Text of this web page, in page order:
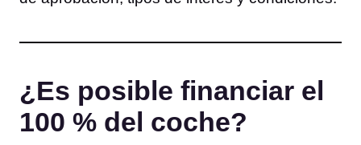
¿Es posible financiar el
100 % del coche?